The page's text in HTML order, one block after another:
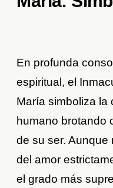
En profunda
espiritual, el
María simboliza la
humano brotando
de su ser. Aunque
del amor
el grado más